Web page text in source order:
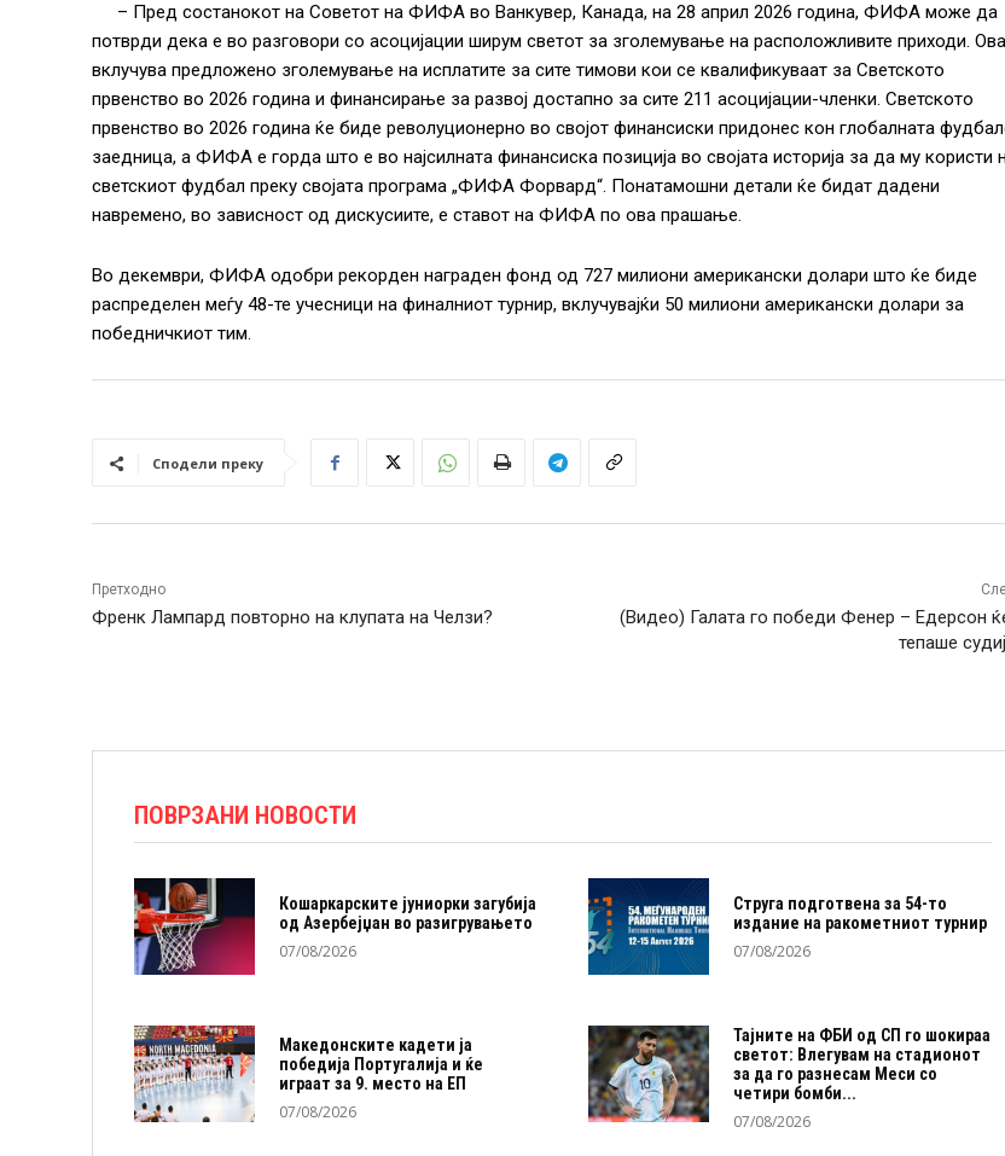
– Пред состанокот на Советот на ФИФА во Ванкувер, Канада, на 28 април 2026 година, ФИФА може да
потврди дека е во разговори со асоцијации ширум светот за зголемување на расположливите приходи. Ова
вклучува предложено зголемување на исплатите за сите тимови кои се квалификуваат за Светското
првенство во 2026 година и финансирање за развој достапно за сите 211 асоцијации-членки. Светското
првенство во 2026 година ќе биде револуционерно во својот финансиски придонес кон глобалната
заедница, а ФИФА е горда што е во најсилната финансиска позиција во својата историја за да му користи
светскиот фудбал преку својата програма „ФИФА Форвард“. Понатамошни детали ќе бидат дадени
навремено, во зависност од дискусиите, е ставот на ФИФА по ова прашање.
Во декември, ФИФА одобри рекорден награден фонд од 727 милиони американски долари што ќе биде
распределен меѓу 48-те учесници на финалниот турнир, вклучувајќи 50 милиони американски долари за
победничкиот тим.
Сподели преку
Претходно
Френк Лампард повторно на клупата на Челзи?
(Видео) Галата го победи Фенер – Едерсон
тепаше
ПОВРЗАНИ НОВОСТИ
Кошаркарските јуниорки загубија
од Азербејџан во разигрувањето
07/08/2026
Струга подготвена за 54-то
издание на ракометниот турнир
07/08/2026
Македонските кадети ја
победија Португалија и ќе
играат за 9. место на ЕП
07/08/2026
Тајните на ФБИ од СП го шокираа
светот: Влегувам на стадионот
за да го разнесам Меси со
четири бомби...
07/08/2026